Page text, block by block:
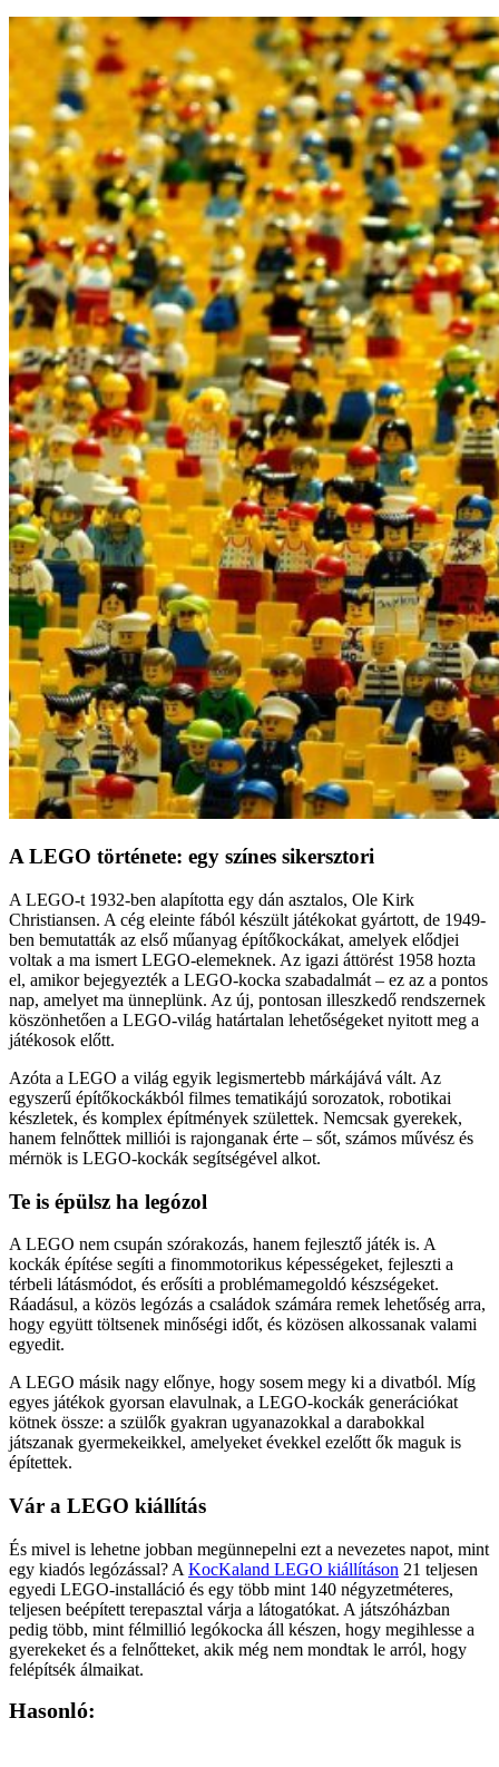
A LEGO története: egy színes sikersztori
A LEGO-t 1932-ben alapította egy dán asztalos, Ole Kirk
Christiansen. A cég eleinte fából készült játékokat gyártott, de 1949-
ben bemutatták az első műanyag építőkockákat, amelyek elődjei
voltak a ma ismert LEGO-elemeknek. Az igazi áttörést 1958 hozta
el, amikor bejegyezték a LEGO-kocka szabadalmát – ez az a pontos
nap, amelyet ma ünneplünk. Az új, pontosan illeszkedő rendszernek
köszönhetően a LEGO-világ határtalan lehetőségeket nyitott meg a
játékosok előtt.
Azóta a LEGO a világ egyik legismertebb márkájává vált. Az
egyszerű építőkockákból filmes tematikájú sorozatok, robotikai
készletek, és komplex építmények születtek. Nemcsak gyerekek,
hanem felnőttek milliói is rajonganak érte – sőt, számos művész és
mérnök is LEGO-kockák segítségével alkot.
Te is épülsz ha legózol
A LEGO nem csupán szórakozás, hanem fejlesztő játék is. A
kockák építése segíti a finommotorikus képességeket, fejleszti a
térbeli látásmódot, és erősíti a problémamegoldó készségeket.
Ráadásul, a közös legózás a családok számára remek lehetőség arra,
hogy együtt töltsenek minőségi időt, és közösen alkossanak valami
egyedit.
A LEGO másik nagy előnye, hogy sosem megy ki a divatból. Míg
egyes játékok gyorsan elavulnak, a LEGO-kockák generációkat
kötnek össze: a szülők gyakran ugyanazokkal a darabokkal
játszanak gyermekeikkel, amelyeket évekkel ezelőtt ők maguk is
építettek.
Vár a LEGO kiállítás
És mivel is lehetne jobban megünnepelni ezt a nevezetes napot, mint
egy kiadós legózással? A KocKaland LEGO kiállításon 21 teljesen
egyedi LEGO-installáció és egy több mint 140 négyzetméteres,
teljesen beépített terepasztal várja a látogatókat. A játszóházban
pedig több, mint félmillió legókocka áll készen, hogy megihlesse a
gyerekeket és a felnőtteket, akik még nem mondtak le arról, hogy
felépítsék álmaikat.
Hasonló: